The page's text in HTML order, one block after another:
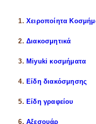
Χειροποίητα
Διακοσμητικά
Miyuki κοσμήματα
Είδη διακόσμησης
Είδη γραφείου
Αξεσουάρ